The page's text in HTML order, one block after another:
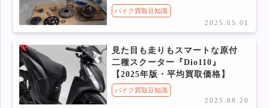
バイク買取豆知識
2025.05.01
見た目も走りもスマートな原付
二種スクーター『Dio110』
【2025年版・平均買取価格】
バイク買取豆知識
2025.08.20